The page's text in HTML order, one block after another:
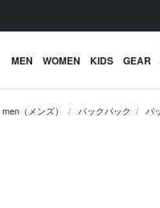
MEN WOMEN KIDS GEAR
men（メンズ） バックパック バ